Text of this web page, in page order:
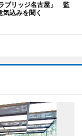
ブリッジ名古屋」 監
込みを聞く